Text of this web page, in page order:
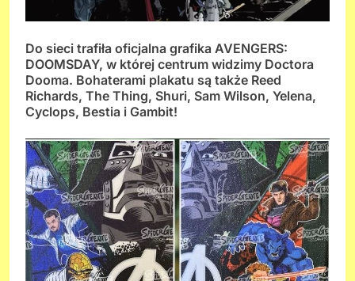
Do sieci trafiła oficjalna grafika AVENGERS:
DOOMSDAY, w której centrum widzimy Doctora
Dooma. Bohaterami plakatu są także Reed
Richards, The Thing, Shuri, Sam Wilson, Yelena,
Cyclops, Bestia i Gambit!